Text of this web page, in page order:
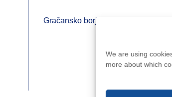
We are using
more about which
Gračansko borje 32, 10 000 Zagreb